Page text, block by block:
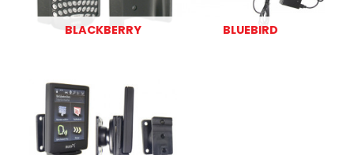
BLACKBERRY BLUEBIRD